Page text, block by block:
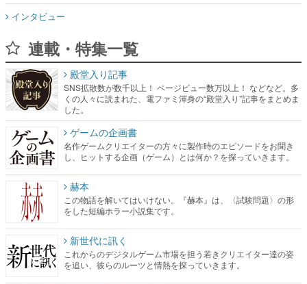
インタビュー
連載・特集一覧
殿堂入り記事
SNS拡散数が数千以上！ ページビュー数万以上！ などなど。多
くの人々に読まれた、電ファミ渾身の“殿堂入り”記事をまとめま
した。
ゲームの企画書
名作ゲームクリエイターの方々に製作時のエピソードをお聞き
し、ヒットする企画（ゲーム）とは何か？を探っていきます。
赫本
この物語を解いてはいけない。『赫本』は、〈試験問題〉の形
をした短編ホラー小説集です。
新世代に訊く
これからのデジタルゲーム市場を担う若きクリエイター達の姿
を追い、彼らのルーツと情熱を探っていきます。